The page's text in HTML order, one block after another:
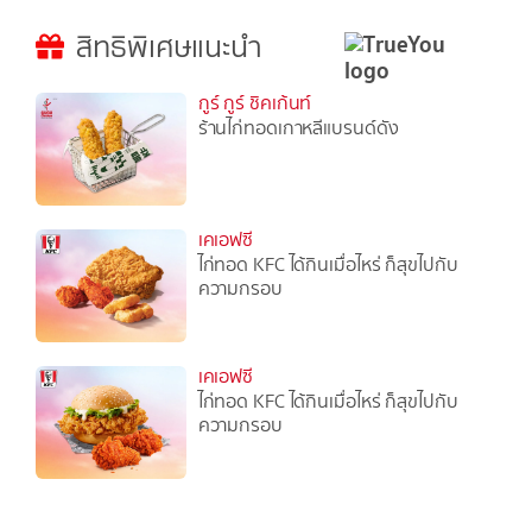
สิทธิพิเศษแนะนำ
กูร์ กูร์ ชิคเก้นท์
ร้านไก่ทอดเกาหลีแบรนด์ดัง
เคเอฟซี
ไก่ทอด KFC ได้กินเมื่อไหร่ ก็สุขไปกับ
ความกรอบ
เคเอฟซี
ไก่ทอด KFC ได้กินเมื่อไหร่ ก็สุขไปกับ
ความกรอบ